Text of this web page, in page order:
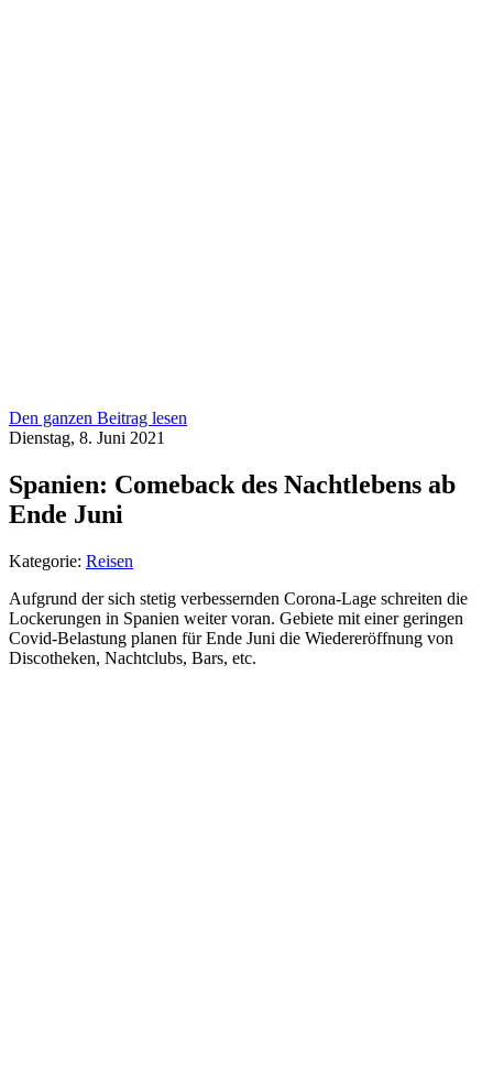
Den ganzen Beitrag lesen
Dienstag, 8. Juni 2021
Spanien: Comeback des Nachtlebens ab
Ende Juni
Kategorie: Reisen
Aufgrund der sich stetig verbessernden Corona-Lage schreiten die
Lockerungen in Spanien weiter voran. Gebiete mit einer geringen
Covid-Belastung planen für Ende Juni die Wiedereröffnung von
Discotheken, Nachtclubs, Bars, etc.